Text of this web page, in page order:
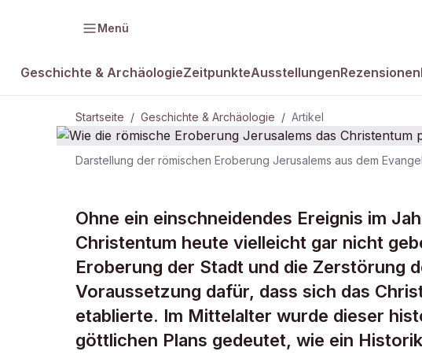
Menü
Geschichte & ArchäologieZeitpunkteAusstellungenRezensionen
Startseite / Geschichte & Archäologie / Artikel
Wie die
Jerusalems
prägte
Darstellung der römischen Eroberung Jerusalems aus dem
Ohne ein einschneidendes Ereignis im
Christentum heute vielleicht gar nicht
Eroberung der Stadt und die Zerstörung
Voraussetzung dafür, dass sich das
etablierte. Im Mittelalter wurde dieser
göttlichen Plans gedeutet, wie ein